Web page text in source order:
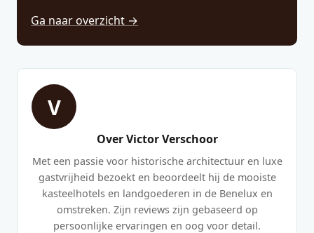
Ga naar overzicht →
V
Over Victor Verschoor
Met een passie voor historische architectuur en luxe
gastvrijheid bezoekt en beoordeelt hij de mooiste
kasteelhotels en landgoederen in de Benelux en
omstreken. Zijn reviews zijn gebaseerd op
persoonlijke ervaringen en oog voor detail.